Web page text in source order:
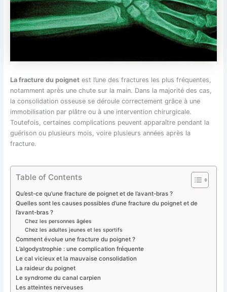
La fracture du poignetest l’une des fractures les plus fréquentes,
notamment après une chute sur la main. Dans la majorité des cas,
la consolidation osseuse se déroule correctement grâce à une
immobilisation par plâtre ou à une intervention chirurgicale.
Toutefois, certaines complications peuvent apparaître pendant la
guérison ou plusieurs mois, voire plusieurs années après la
fracture.
Table of Contents
Qu’est-ce qu’une fracture de poignet et de l’avant-bras ?
Quelles sont les causes possibles d’une fracture du poignet et de
l’avant-bras ?
Chez les personnes âgées
Chez les adultes jeunes et les sportifs
Comment évolue une fracture du poignet ?
L’algodystrophie : une complication fréquente
Le cal vicieux et la mauvaise consolidation
La raideur du poignet
Le syndrome du canal carpien
Les atteintes nerveuses